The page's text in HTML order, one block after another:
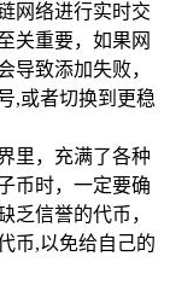
网络进行实时交
关重要，如果网
导致添加失败，
,或者切换到更稳
里，充满了各种
币时，一定要确
乏信誉的代币，
币,以免给自己的